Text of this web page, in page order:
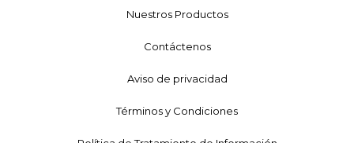
Nuestros Productos
Contáctenos
Aviso de privacidad
Términos y Condiciones